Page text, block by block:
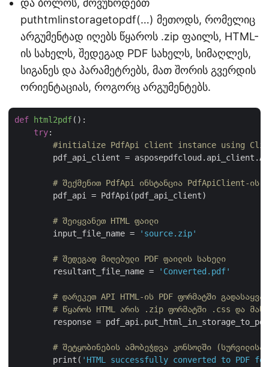
და ბოლოს, მოვუწოდებთ
puthtmlinstoragetopdf(…) მეთოდს, რომელიც
არგუმენტად იღებს წყაროს .zip ფაილს, HTML-
ის სახელს, შედეგად PDF სახელს, სიმაღლეს,
სიგანეს და პარამეტრებს, მათ შორის გვერდის
ორიენტაციას, როგორც არგუმენტებს.
def html2pdf():
try:
#initialize PdfApi client instance using
pdf_api_client =
# შექმენით PdfApi ინსტანცია PdfApiClient-ის
        pdf_api = PdfApi(pdf_api_client)
# შეიყვანეთ HTML ფაილი
        input_file_name =
'source.zip'
# შედეგად მიღებული PDF ფაილის სახელი
        resultant_file_name =
'Converted.pdf'
# დარეკეთ API HTML-ის PDF ფორმატში
# წყაროს HTML არის .zip ფორმატში .css და
response =
# შეტყობინების ამობეჭდვა კონსოლში
        print(
'HTML successfully converted to PDF